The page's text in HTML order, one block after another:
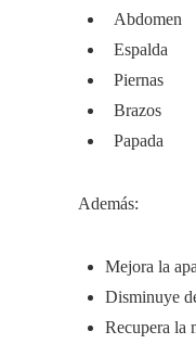
Abdomen
Espalda
Piernas
Brazos
Papada
Además:
Mejora la
Disminuye
Recupera la